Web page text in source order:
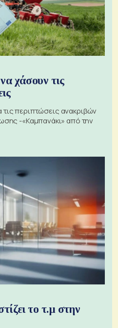
χάσουν τις
τις περιπτώσεις ανακριβών
-«Καμπανάκι» από την
το τ.μ στην